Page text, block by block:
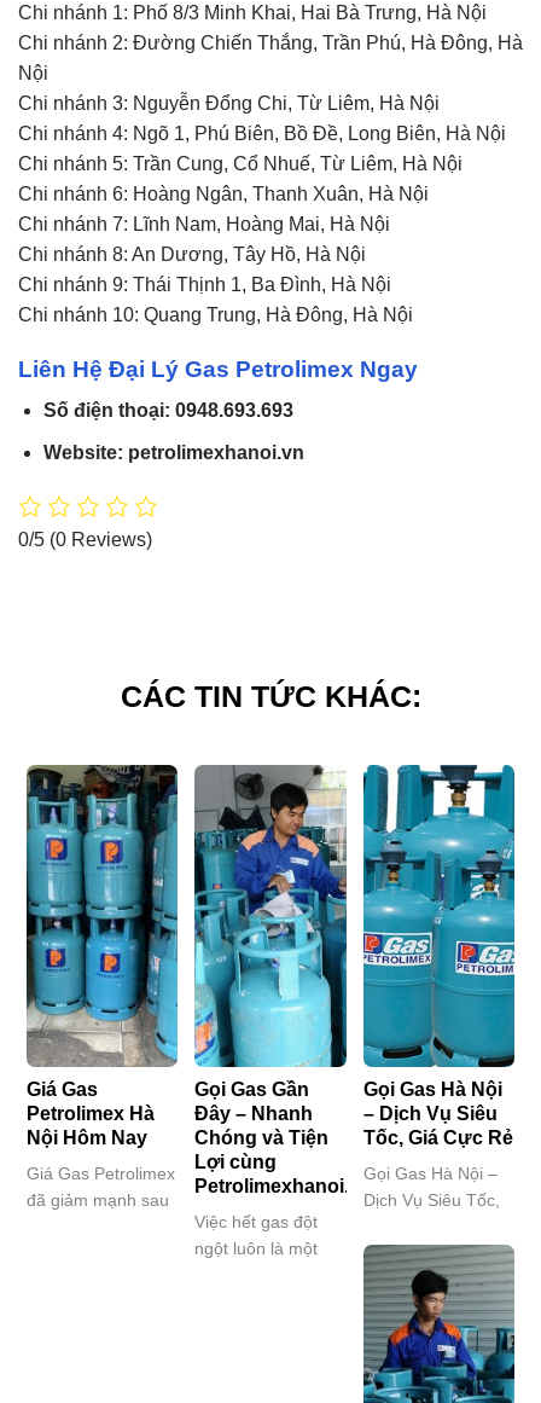
Chi nhánh 1: Phố 8/3 Minh Khai, Hai Bà Trưng, Hà Nội
Chi nhánh 2: Đường Chiến Thắng, Trần Phú, Hà Đông, Hà
Nội
Chi nhánh 3: Nguyễn Đổng Chi, Từ Liêm, Hà Nội
Chi nhánh 4: Ngõ 1, Phú Biên, Bồ Đề, Long Biên, Hà Nội
Chi nhánh 5: Trần Cung, Cổ Nhuế, Từ Liêm, Hà Nội
Chi nhánh 6: Hoàng Ngân, Thanh Xuân, Hà Nội
Chi nhánh 7: Lĩnh Nam, Hoàng Mai, Hà Nội
Chi nhánh 8: An Dương, Tây Hồ, Hà Nội
Chi nhánh 9: Thái Thịnh 1, Ba Đình, Hà Nội
Chi nhánh 10: Quang Trung, Hà Đông, Hà Nội
Liên Hệ Đại Lý Gas Petrolimex Ngay
Số điện thoại: 0948.693.693
Website: petrolimexhanoi.vn
0/5 (0 Reviews)
CÁC TIN TỨC KHÁC:
Giá Gas
Petrolimex Hà
Nội Hôm Nay
Giá Gas Petrolimex
đã giảm mạnh sau
Gọi Gas Gần
Đây – Nhanh
Chóng và Tiện
Lợi cùng
Petrolimexhanoi.vn
Việc hết gas đột
ngột luôn là một
Gọi Gas Hà Nội
– Dịch Vụ Siêu
Tốc, Giá Cực Rẻ
Gọi Gas Hà Nội –
Dịch Vụ Siêu Tốc,
đang tìm kiếm dịch
vụ gọi gas Hà Nội
uy tín, giao hàng
“nhanh như chớp”,
giá cả “hạt dẻ” và
chất lượng “chuẩn